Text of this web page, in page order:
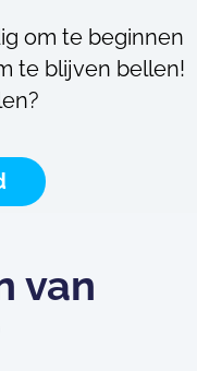
om te beginnen
te blijven bellen!
van